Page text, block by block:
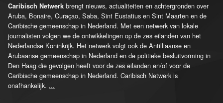
Caribisch Netwerk brengt nieuws, actualiteiten en achtergronden over
Aruba, Bonaire, Curaçao, Saba, Sint Eustatius en Sint Maarten en de
Caribische gemeenschap in Nederland. Met een netwerk van lokale
journalisten volgen we de ontwikkelingen op de zes eilanden van het
Nederlandse Koninkrijk. Het netwerk volgt ook de Antilliaanse en
Arubaanse gemeenschap in Nederland en de politieke besluitvorming in
Den Haag die gevolgen heeft voor de zes eilanden en/of voor de
Caribische gemeenschap in Nederland. Caribisch Netwerk is
onafhankelijk. ...